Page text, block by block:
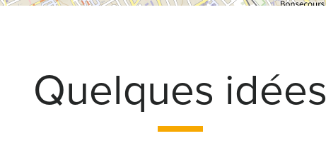
Quelques idées